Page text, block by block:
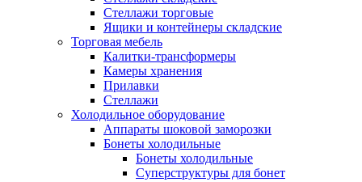
Стеллажи торговые
Ящики и контейнеры складские
Торговая мебель
Калитки-трансформеры
Камеры хранения
Прилавки
Стеллажи
Холодильное оборудование
Аппараты шоковой заморозки
Бонеты холодильные
Бонеты холодильные
Суперструктуры для бонет